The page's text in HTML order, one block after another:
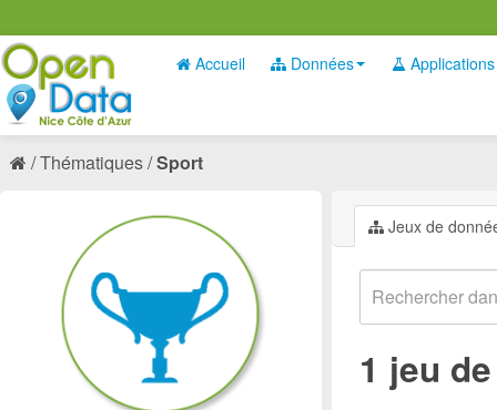
Accueil Données Applications
Thématiques Sport
Jeux de
1 jeu